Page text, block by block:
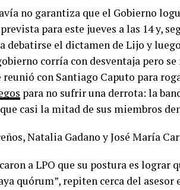
no garantiza que el Gobierno
para este jueves a las 14 y,
debatirse el dictamen de Lijo y
corría con desventaja pero
con Santiago Caputo para
para no sufrir una derrota: la
casi la mitad de sus miembros
Natalia Gadano y José María
a LPO que su postura es lograr
quórum”, repiten cerca del